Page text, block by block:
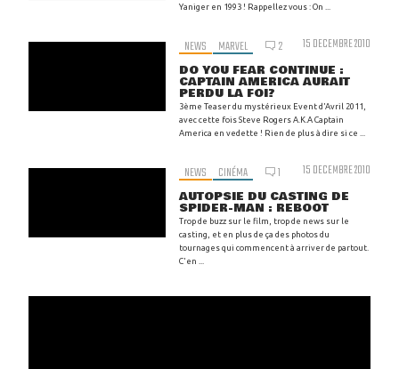
Yaniger en 1993 ! Rappellez vous : On ...
NEWS MARVEL 2 15 DECEMBRE 2010
DO YOU FEAR CONTINUE :
CAPTAIN AMERICA AURAIT
PERDU LA FOI?
3ème Teaser du mystérieux Event d'Avril 2011,
avec cette fois Steve Rogers A.K.A Captain
America en vedette ! Rien de plus à dire si ce ...
NEWS CINÉMA 1 15 DECEMBRE 2010
AUTOPSIE DU CASTING DE
SPIDER-MAN : REBOOT
Trop de buzz sur le film, trop de news sur le
casting, et en plus de ça des photos du
tournages qui commencent à arriver de partout.
C'en ...